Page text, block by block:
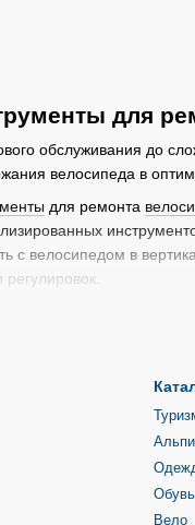
для
обслуживания до
велосипеда в
для ремонта
с велосипедом в
регулировок.
шатунов:
для снятия
просто "must have"Обувь
Вело